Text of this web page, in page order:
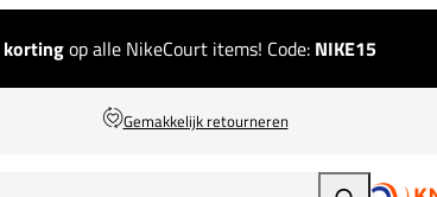
kortingop alle NikeCourt items! Code: NIKE15
Gemakkelijk retourneren